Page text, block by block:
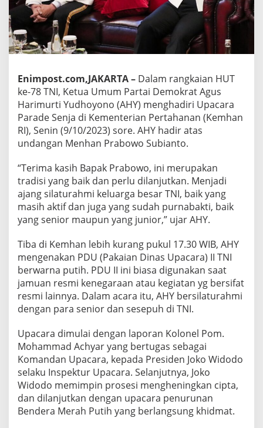
Enimpost.com,JAKARTA – Dalam rangkaian HUT
ke-78 TNI, Ketua Umum Partai Demokrat Agus
Harimurti Yudhoyono (AHY) menghadiri Upacara
Parade Senja di Kementerian Pertahanan (Kemhan
RI), Senin (9/10/2023) sore. AHY hadir atas
undangan Menhan Prabowo Subianto.
“Terima kasih Bapak Prabowo, ini merupakan
tradisi yang baik dan perlu dilanjutkan. Menjadi
ajang silaturahmi keluarga besar TNI, baik yang
masih aktif dan juga yang sudah purnabakti, baik
yang senior maupun yang junior,” ujar AHY.
Tiba di Kemhan lebih kurang pukul 17.30 WIB, AHY
mengenakan PDU (Pakaian Dinas Upacara) II TNI
berwarna putih. PDU II ini biasa digunakan saat
jamuan resmi kenegaraan atau kegiatan yg bersifat
resmi lainnya. Dalam acara itu, AHY bersilaturahmi
dengan para senior dan sesepuh di TNI.
Upacara dimulai dengan laporan Kolonel Pom.
Mohammad Achyar yang bertugas sebagai
Komandan Upacara, kepada Presiden Joko Widodo
selaku Inspektur Upacara. Selanjutnya, Joko
Widodo memimpin prosesi mengheningkan cipta,
dan dilanjutkan dengan upacara penurunan
Bendera Merah Putih yang berlangsung khidmat.